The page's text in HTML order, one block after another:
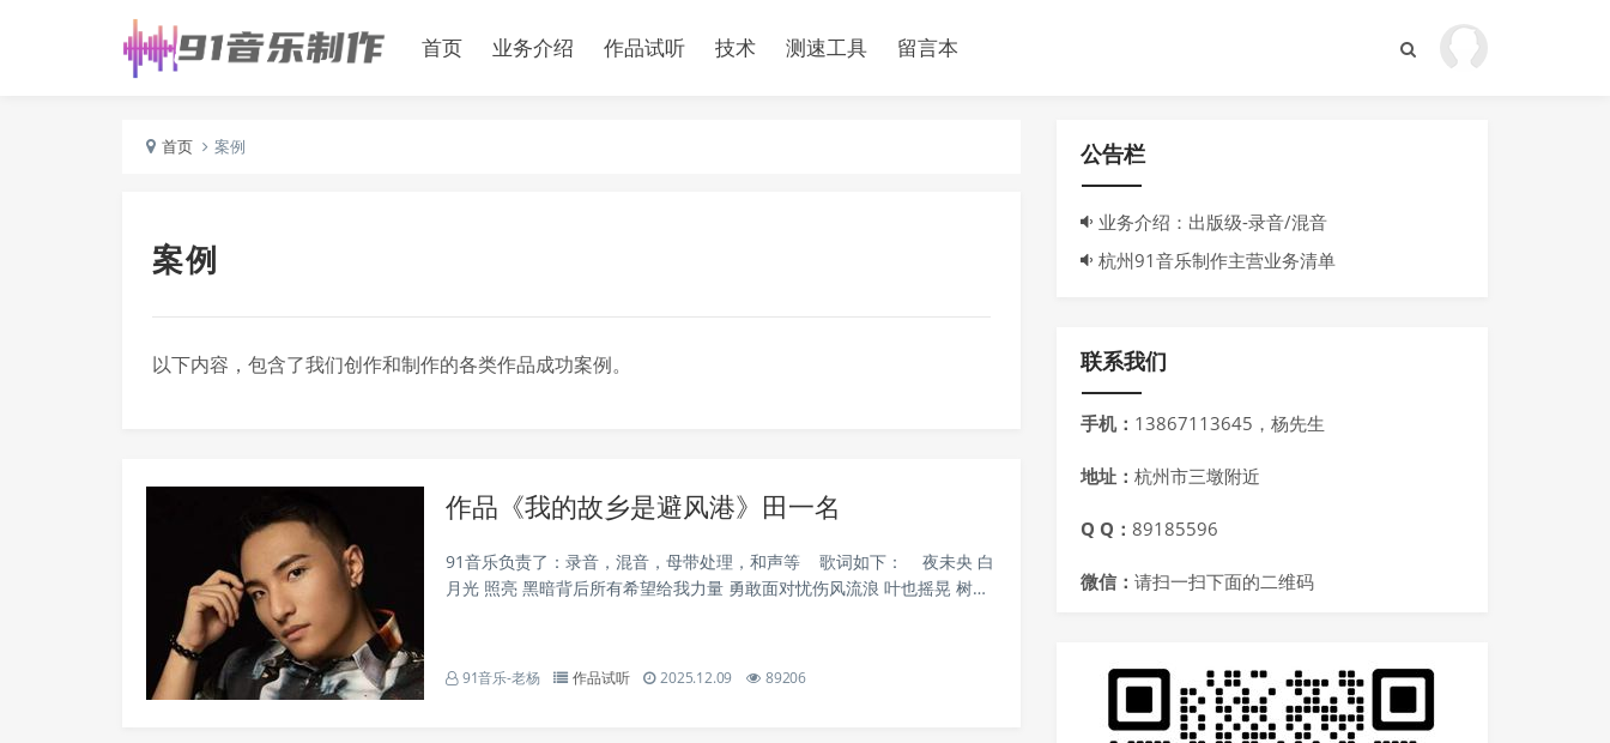
首页 业务介绍 作品试听 技术 测速工具 留言本
首页 案例
案例
以下内容，包含了我们创作和制作的各类作品成功案例。
作品《我的故乡是避风港》田一名
91音乐负责了：录音，混音，母带处理，和声等 歌词如下： 夜未央 白
月光 照亮 黑暗背后所有希望给我力量 勇敢面对忧伤风流浪 叶也摇晃 树影
91音乐-老杨 作品试听 2025.12.09 89206
公告栏
业务介绍：出版级-录音/混音
杭州91音乐制作主营业务清单
联系我们
手机： 13867113645，杨先生
地址： 杭州市三墩附近
Q Q： 89185596
微信： 请扫一扫下面的二维码